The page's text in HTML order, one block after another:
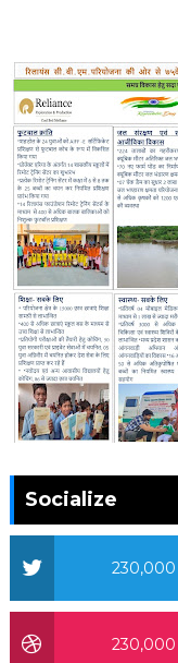
Socialize
230,000
230,000